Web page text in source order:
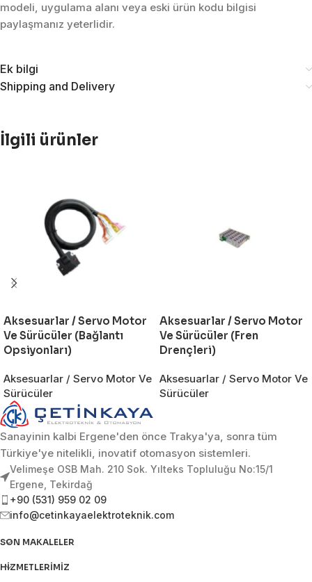
modeli, uygulama alanı veya eski ürün kodu bilgisi
paylaşmanız yeterlidir.
Ek bilgi
Shipping and Delivery
İlgili ürünler
Aksesuarlar / Servo Motor
Ve Sürücüler (Bağlantı
Opsiyonları)
Aksesuarlar / Servo Motor Ve
Sürücüler
Aksesuarlar / Servo Motor
Ve Sürücüler (Fren
Drençleri)
Aksesuarlar / Servo Motor Ve
Sürücüler
Sanayinin kalbi Ergene'den önce Trakya'ya, sonra tüm
Türkiye'ye nitelikli, inovatif otomasyon sistemleri.
Velimeşe OSB Mah. 210 Sok. Yılteks Topluluğu No:15/1
Ergene, Tekirdağ
+90 (531) 959 02 09
info@cetinkayaelektroteknik.com
SON MAKALELER
HIZMETLERIMIZ